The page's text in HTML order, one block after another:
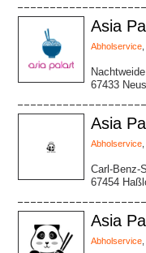
Asia
Abholservice
67433
Asia
Abholservice
Carl-Benz-
67454
Asia
Abholservice